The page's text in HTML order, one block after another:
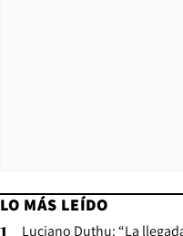
LO MÁS LEÍDO
Luciano Duthu: “La